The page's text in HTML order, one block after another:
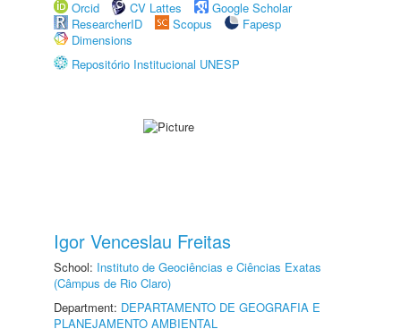
Orcid
CV Lattes
Google Scholar
ResearcherID
Scopus
Fapesp
Dimensions
Repositório Institucional UNESP
Igor Venceslau Freitas
School: Instituto de Geociências e Ciências Exatas
(Câmpus de Rio Claro)
Department: DEPARTAMENTO DE GEOGRAFIA E
PLANEJAMENTO AMBIENTAL